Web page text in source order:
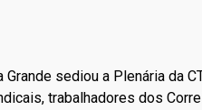
sediou a Plenária da
trabalhadores dos